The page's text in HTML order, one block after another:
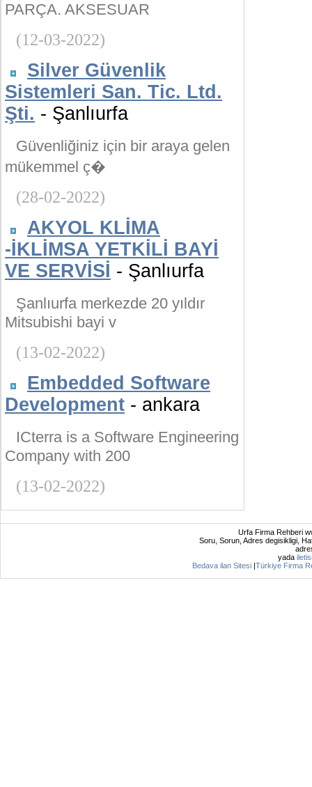
PARÇA. AKSESUAR
(12-03-2022)
Silver Güvenlik
Sistemleri San. Tic. Ltd.
Şti. - Şanlıurfa
Güvenliğiniz için bir araya gelen
mükemmel ç�
(28-02-2022)
AKYOL KLİMA
-İKLİMSA YETKİLİ BAYİ
VE SERVİSİ - Şanlıurfa
Şanlıurfa merkezde 20 yıldır
Mitsubishi bayi v
(13-02-2022)
Embedded Software
Development - ankara
ICterra is a Software Engineering
Company with 200
(13-02-2022)
Urfa Firma Rehberi
Soru, Sorun, Adres degisikligi,
yada
Bedava ilan Sitesi |Türkiye Firma